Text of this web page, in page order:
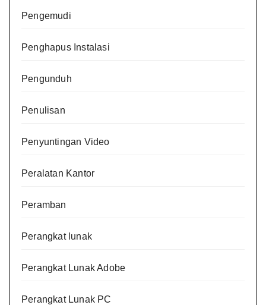
Pengemudi
Penghapus Instalasi
Pengunduh
Penulisan
Penyuntingan Video
Peralatan Kantor
Peramban
Perangkat lunak
Perangkat Lunak Adobe
Perangkat Lunak PC